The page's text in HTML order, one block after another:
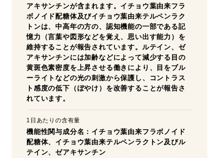
アキサンチンが含まれます。イチョウ葉由来フラ
ボノイド配糖体及びイチョウ葉由来テルペンラク
トンは、中高年の方の、認知機能の一部である記
憶力（言葉や図形などを覚え、思い出す能力）を
維持することが報告されています。ルテイン、ゼ
アキサンチンには加齢などによって減少する目の
黄斑色素密度を上昇させる働きにより、目をブル
ーライトなどの光の刺激から保護し、コントラス
ト感度の低下（ぼやけ）を改善することが報告さ
れています。
1日あたりの含有量
機能性関与成分名：イチョウ葉由来フラボノイド
配糖体、イチョウ葉由来テルペンラクトン及びル
テイン、ゼアキサンチン